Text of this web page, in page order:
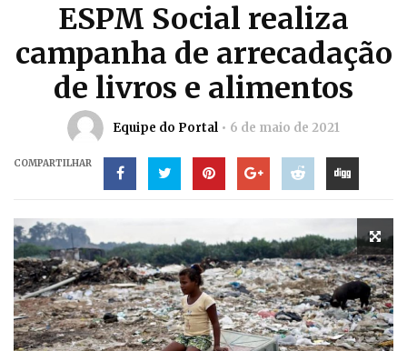
ESPM Social realiza
campanha de arrecadação
de livros e alimentos
Equipe do Portal 6 de maio de 2021
COMPARTILHAR